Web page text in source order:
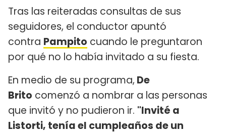
Tras las reiteradas consultas de sus
seguidores, el conductor apuntó
contra Pampito cuando le preguntaron
por qué no lo había invitado a su fiesta.
En medio de su programa, De
Brito comenzó a nombrar a las personas
que invitó y no pudieron ir. "Invité a
Listorti, tenía el cumpleaños de un